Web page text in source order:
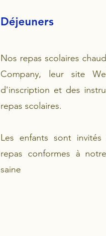
Déjeuners
Nos repas scolaires
Company, leur site
d'inscription et des
repas scolaires.
Les enfants sont
repas conformes à
saine